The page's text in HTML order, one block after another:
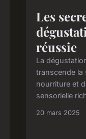
Les
réussie
La
transcende la
nourriture et
sensorielle
20 mars 2025